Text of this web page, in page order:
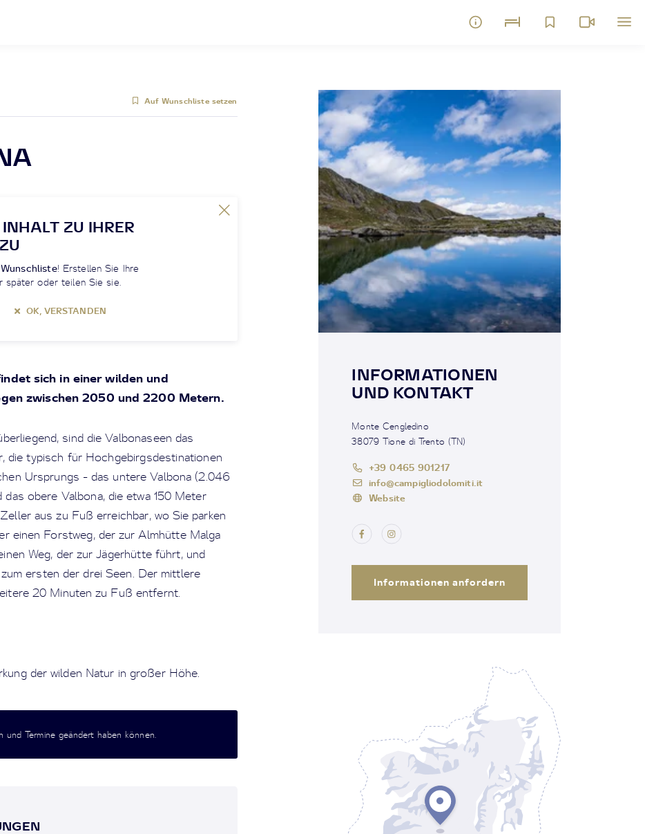
Auf Wunschliste setzen
ZU IHRER
! Erstellen Sie Ihre
später oder teilen Sie sie.
OK, VERSTANDEN
sich in einer wilden und
zwischen 2050 und 2200 Metern.
sind die Valbonaseen das
die typisch für Hochgebirgsdestinationen
Ursprungs - das untere Valbona (2.046
obere Valbona, die etwa 150 Meter
aus zu Fuß erreichbar, wo Sie parken
einen Forstweg, der zur Almhütte Malga
Weg, der zur Jägerhütte führt, und
ersten der drei Seen. Der mittlere
20 Minuten zu Fuß entfernt.
der wilden Natur in großer Höhe.
Termine geändert haben können.
INFORMATIONEN
UND KONTAKT
Monte Cengledino
38079 Tione di Trento (TN)
+39 0465 901217
info@campigliodolomiti.it
Website
Informationen anfordern